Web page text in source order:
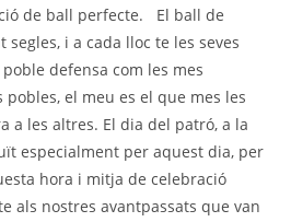
de ball perfecte. El ball de
i a cada lloc te les seves
defensa com les mes
el meu es el que mes les
a les altres. El dia del patró, a la
especialment per aquest dia, per
hora i mitja de celebració
als nostres avantpassats que van